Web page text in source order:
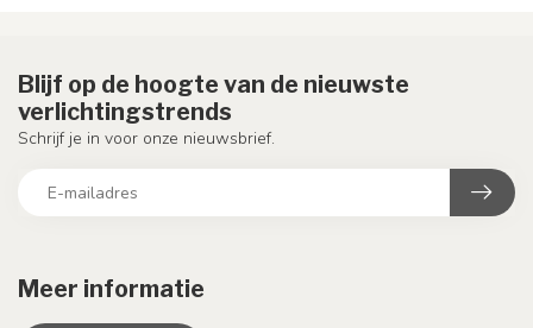
Meer informatie
Blijf op de hoogte van de nieuwste
verlichtingstrends
Schrijf je in voor onze nieuwsbrief.